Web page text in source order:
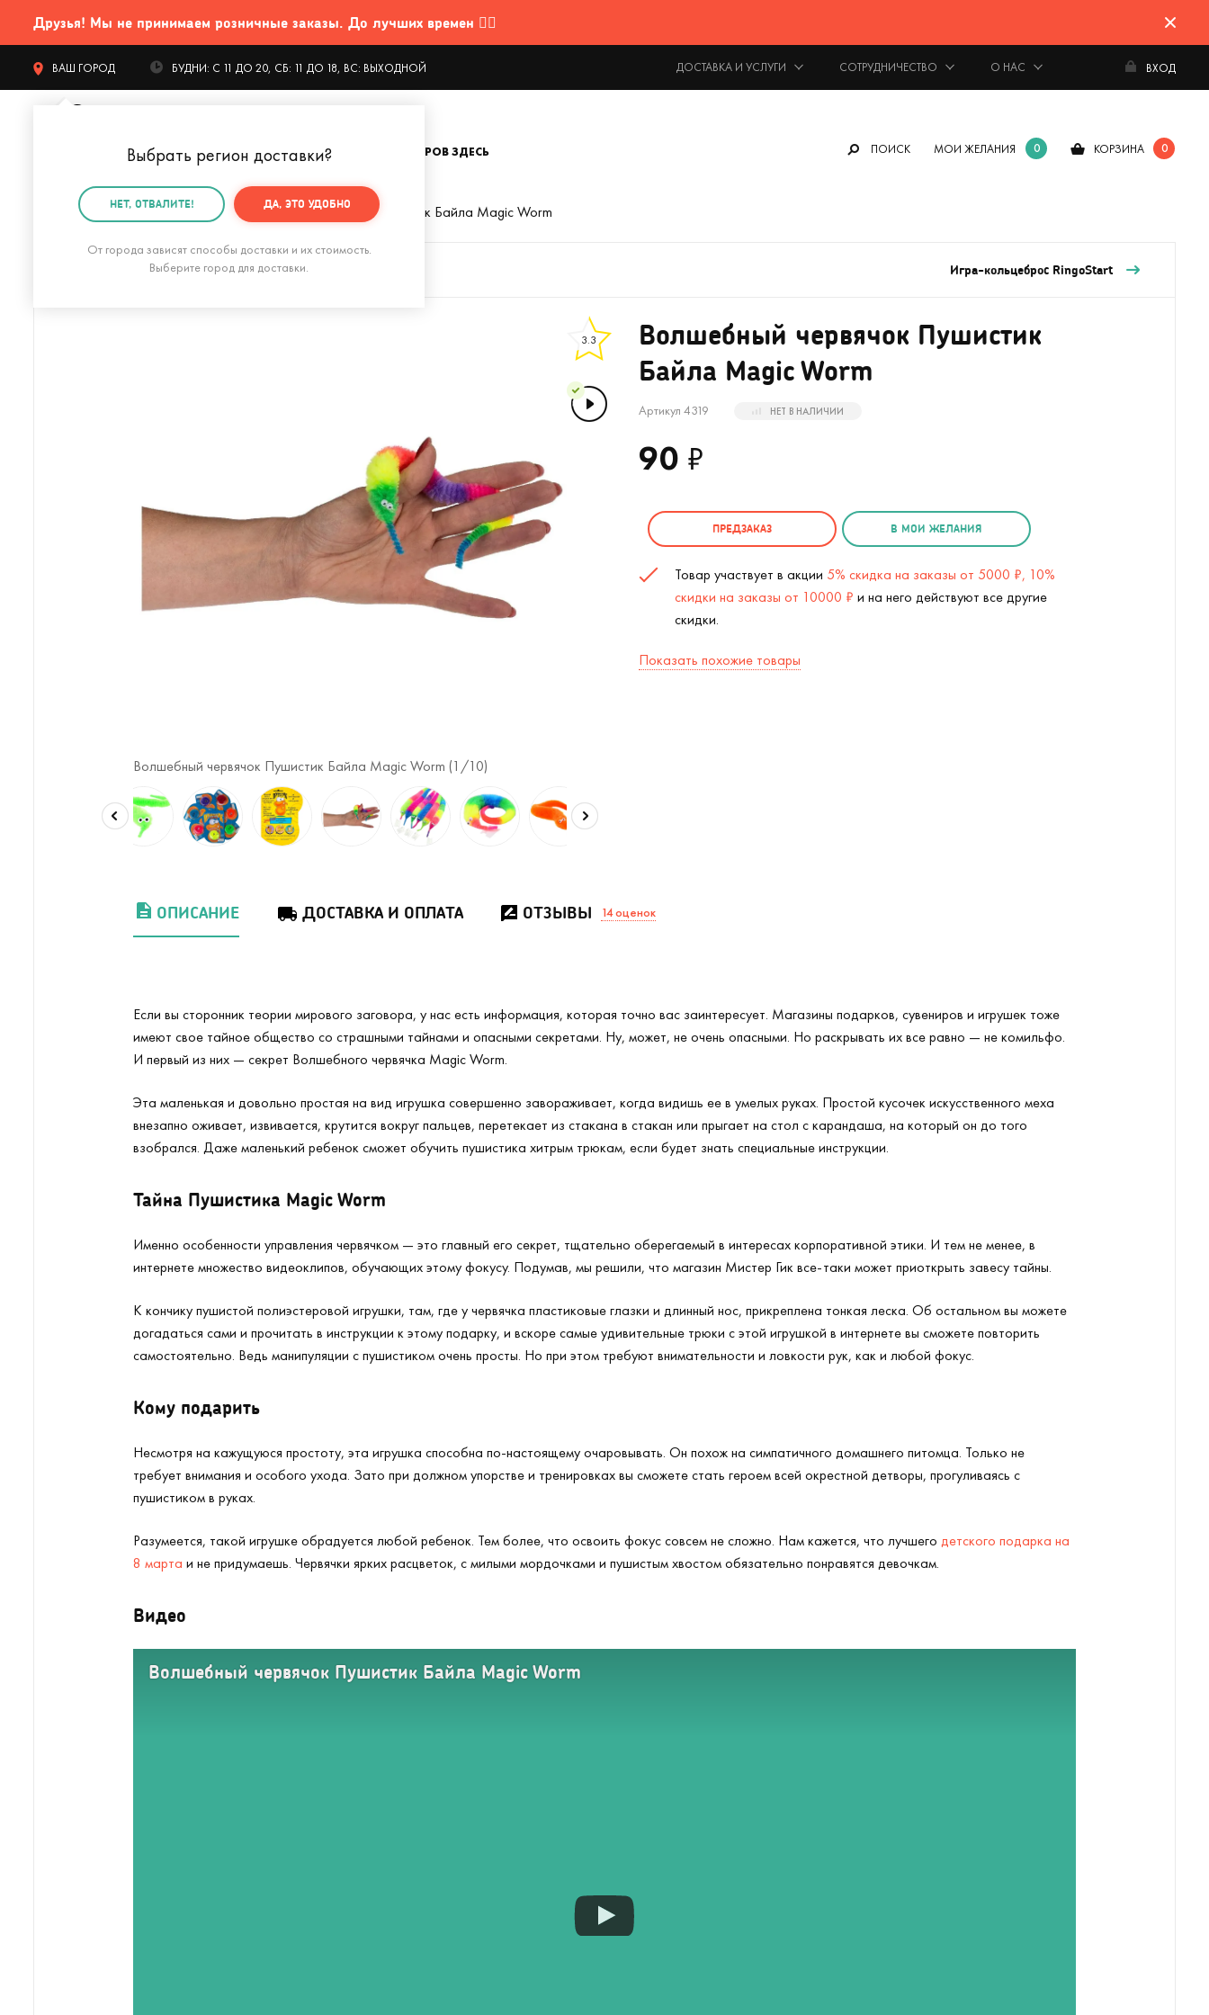
Друзья! Мы не принимаем розничные заказы. До лучших времен 🤷‍♂️
ВАШ ГОРОД
Выбрать регион доставки?
НЕТ, ОТВАЛИТЕ! ДА, ЭТО УДОБНО
От города зависят способы доставки и их стоимость.
Выберите город для доставки.
БУДНИ: С 11 ДО 20, СБ: 11 ДО 18, ВС: ВЫХОДНОЙ ДОСТАВКА И УСЛУГИ СОТРУДНИЧЕСТВО О НАС ВХОД
КАТАЛОГ ТОВАРОВ ЗДЕСЬ ПОИСК МОИ ЖЕЛАНИЯ 0 КОРЗИНА 0
Главная Игры и игрушки Волшебный червячок Пушистик Байла Magic Worm
Антистресс-кликер Clacky (черный с серебристым) Игра-кольцеброс RingoStart
3.3
Волшебный червячок Пушистик Байла Magic Worm (1 /10)
Волшебный червячок Пушистик
Байла Magic Worm
Артикул 4319 НЕТ В НАЛИЧИИ
90 ₽
ПРЕДЗАКАЗ В МОИ ЖЕЛАНИЯ
Товар участвует в акции 5% скидка на заказы от 5000 ₽, 10%
скидки на заказы от 10000 ₽ и на него действуют все другие
скидки.
Показать похожие товары
ОПИСАНИЕ ДОСТАВКА И ОПЛАТА ОТЗЫВЫ 14оценок
Если вы сторонник теории мирового заговора, у нас есть информация, которая точно вас заинтересует. Магазины подарков, сувениров и игрушек тоже
имеют свое тайное общество со страшными тайнами и опасными секретами. Ну, может, не очень опасными. Но раскрывать их все равно — не комильфо.
И первый из них — секрет Волшебного червячка Magic Worm.
Эта маленькая и довольно простая на вид игрушка совершенно завораживает, когда видишь ее в умелых руках. Простой кусочек искусственного меха
внезапно оживает, извивается, крутится вокруг пальцев, перетекает из стакана в стакан или прыгает на стол с карандаша, на который он до того
взобрался. Даже маленький ребенок сможет обучить пушистика хитрым трюкам, если будет знать специальные инструкции.
Тайна Пушистика Magic Worm
Именно особенности управления червячком — это главный его секрет, тщательно оберегаемый в интересах корпоративной этики. И тем не менее, в
интернете множество видеоклипов, обучающих этому фокусу. Подумав, мы решили, что магазин Мистер Гик все-таки может приоткрыть завесу тайны.
К кончику пушистой полиэстеровой игрушки, там, где у червячка пластиковые глазки и длинный нос, прикреплена тонкая леска. Об остальном вы можете
догадаться сами и прочитать в инструкции к этому подарку, и вскоре самые удивительные трюки с этой игрушкой в интернете вы сможете повторить
самостоятельно. Ведь манипуляции с пушистиком очень просты. Но при этом требуют внимательности и ловкости рук, как и любой фокус.
Кому подарить
Несмотря на кажущуюся простоту, эта игрушка способна по-настоящему очаровывать. Он похож на симпатичного домашнего питомца. Только не
требует внимания и особого ухода. Зато при должном упорстве и тренировках вы сможете стать героем всей окрестной детворы, прогуливаясь с
пушистиком в руках.
Разумеется, такой игрушке обрадуется любой ребенок. Тем более, что освоить фокус совсем не сложно. Нам кажется, что лучшего детского подарка на
8 марта и не придумаешь. Червячки ярких расцветок, с милыми мордочками и пушистым хвостом обязательно понравятся девочкам.
Видео
Волшебный червячок Пушистик Байла Magic Worm